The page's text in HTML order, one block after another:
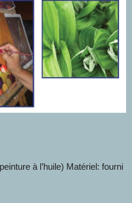
à l’huile) Matériel: fourni